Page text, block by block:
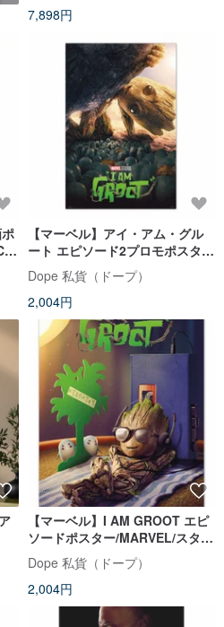
7,898円
【マーベル】アイ・アム・グル
ート エピソード2プロモポスタ
ー/MARVEL/スターシップ・トゥ
ルーパーズ
Dope 私貨（ドープ）
2,004円
【マーベル】I AM GROOT エピ
ソードポスター/MARVEL/スター
シップ・トゥルーパーズ/I AM
GROOT
Dope 私貨（ドープ）
2,004円